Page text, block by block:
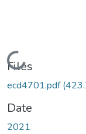
Loading...
Files
ecd4701.pdf
Date
2021